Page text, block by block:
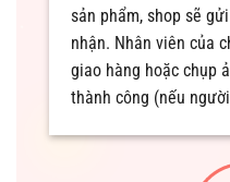
sản phẩm, shop sẽ
nhận. Nhân viên của
giao hàng hoặc chụp
thành công (nếu